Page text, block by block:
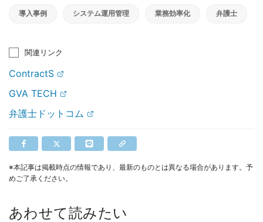
導入事例 システム運用管理 業務効率化 弁護士
関連リンク
ContractS
GVA TECH
弁護士ドットコム
※本記事は掲載時点の情報であり、最新のものとは異なる場合があります。予
めご了承ください。
あわせて読みたい